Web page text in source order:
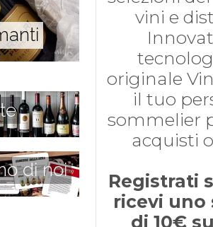
di noi
vini e
originale
il tuo
sommelier
acquisti
Registrati
ricevi uno
di 10€